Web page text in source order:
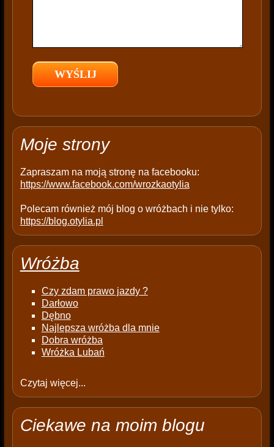
e
e
p
y
Moje strony
Zapraszam na moją stronę na facebooku:
https://www.facebook.com/wrozkaotylia
Polecam również mój blog o wróżbach i nie tylko:
https://blog.otylia.pl
Wróżba
Czy zdam prawo jazdy ?
Darłowo
Dębno
Najlepsza wróżba dla mnie
Dobra wróżba
Wróżka Lubań
Czytaj więcej...
Ciekawe na moim blogu